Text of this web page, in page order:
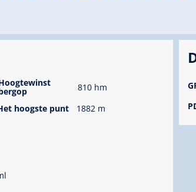
810 hm
hoogste punt
1882 m